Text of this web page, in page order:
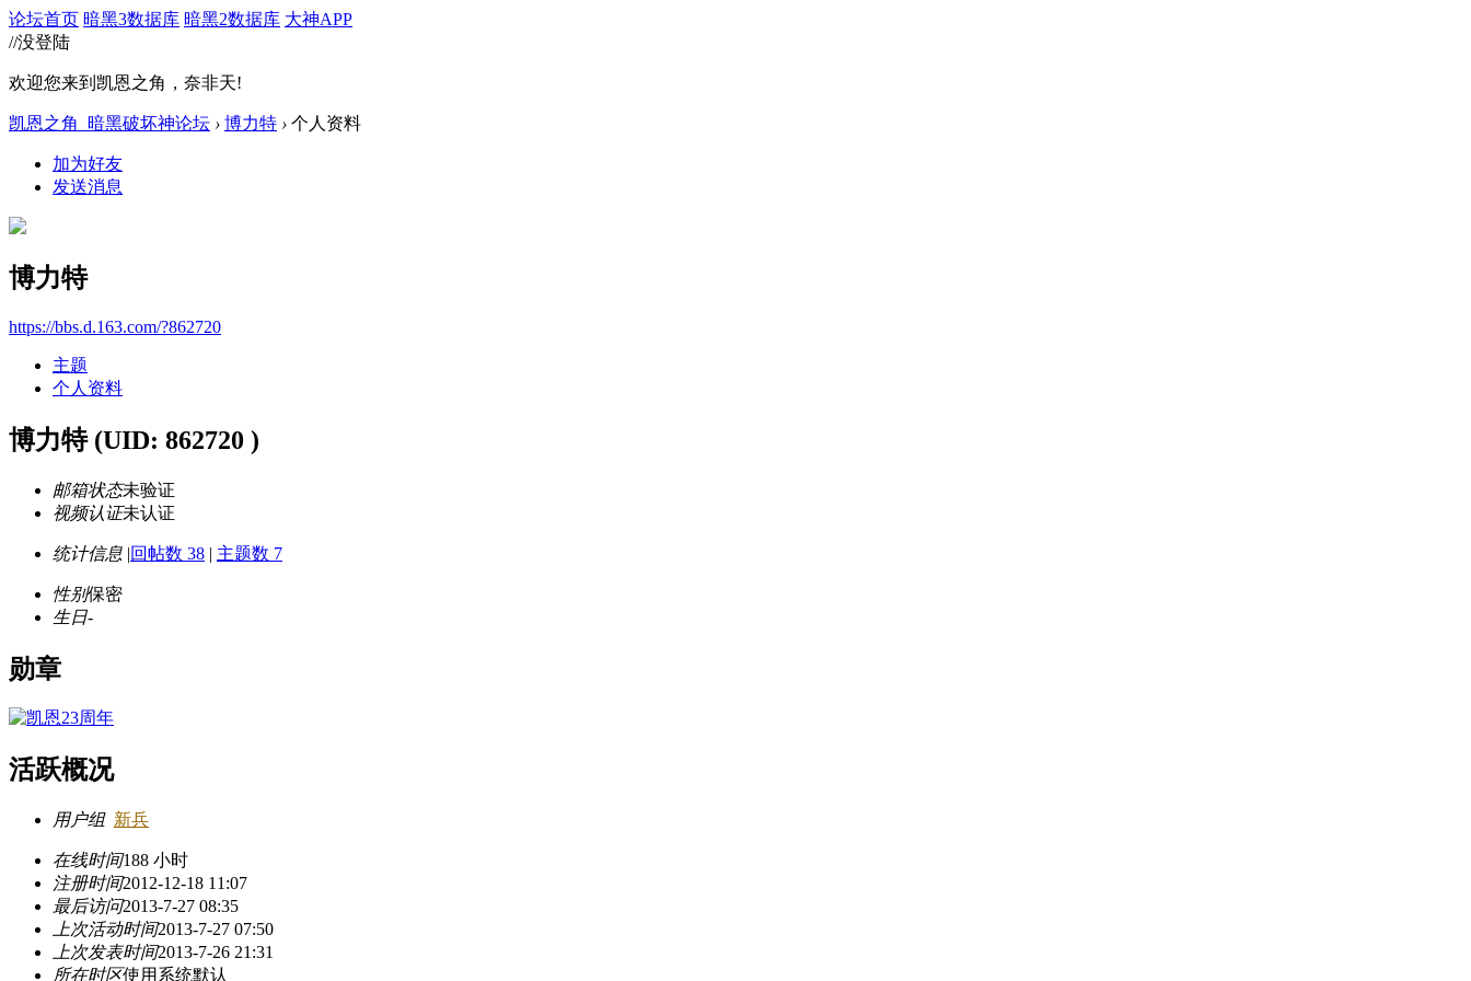
论坛首页 暗黑3数据库 暗黑2数据库 大神APP
//没登陆
欢迎您来到凯恩之角，奈非天!
凯恩之角_暗黑破坏神论坛 › 博力特 › 个人资料
加为好友
发送消息
博力特
https://bbs.d.163.com/?862720
主题
个人资料
博力特 (UID: 862720 )
邮箱状态未验证
视频认证未认证
统计信息 |回帖数 38 | 主题数 7
性别保密
生日-
勋章
活跃概况
用户组 新兵
在线时间188 小时
注册时间2012-12-18 11:07
最后访问2013-7-27 08:35
上次活动时间2013-7-27 07:50
上次发表时间2013-7-26 21:31
所在时区使用系统默认